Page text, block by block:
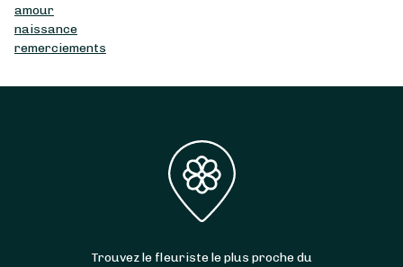
amour
naissance
remerciements
Trouvez le fleuriste le plus proche du